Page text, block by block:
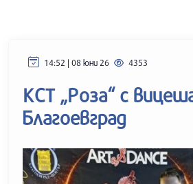
14:52 | 08 юни 26 4353
КСТ „Роза“ с
Благоевград